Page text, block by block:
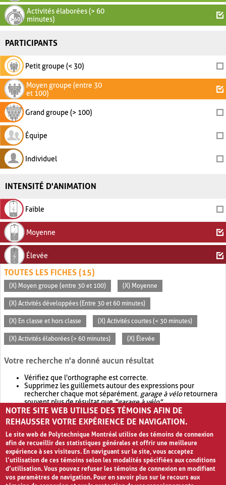
Activités élaborées (> 60
minutes)
PARTICIPANTS
Petit groupe (< 30)
Moyen groupe (entre 30
et 100)
Grand groupe (> 100)
Équipe
Individuel
INTENSITÉ D'ANIMATION
Faible
Moyenne
Élevée
TOUTES LES FICHES (15)
(X) Moyen groupe (entre 30 et 100) (X) Moyenne
(X) Activités développées (Entre 30 et 60 minutes)
(X) En classe et hors classe (X) Activités courtes (< 30 minutes)
(X) Activités élaborées (> 60 minutes) (X) Élevée
Votre recherche n'a donné aucun résultat
Vérifiez que l'orthographe est correcte.
Supprimez les guillemets autour des expressions pour
rechercher chaque mot séparément. garage à véloretournera
souvent plus de résultat que"garage à vélo".
Envisagez d'élargir votre recherche avec OR.garage OR vélo
retournera souvent plus de résultat quegarage à vélo
NOTRE SITE WEB UTILISE DES TÉMOINS AFIN DE
REHAUSSER VOTRE EXPÉRIENCE DE NAVIGATION.
Le site web de Polytechnique Montréal utilise des témoins de connexion
afin de recueillir des statistiques générales et offrir une meilleure
expérience à ses visiteurs. En naviguant sur le site, vous acceptez
l’utilisation de ces témoins selon les modalités spécifiées aux conditions
d’utilisation. Vous pouvez refuser les témoins de connexion en modifiant
vos paramètres de navigation. Pour en savoir plus sur le recours aux